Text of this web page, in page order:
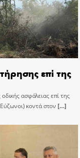
επί της
ασφάλειας επί της
κοντά στον […]